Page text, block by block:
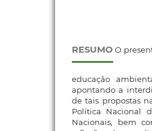
RESUMO O
educação
apontando a
de tais propostas
Política Nacional
Nacionais, bem